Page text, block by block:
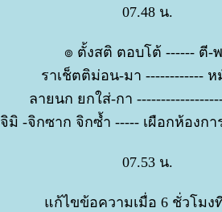
07.48 น.
๏ ตั้งสติ ตอบโต้ ------ ตี-
ราเช็ตติม่อน-มา ------------
ลายนก ยกใส่-กา
จิมิ -จิกซาก จิกซ้ำ ----- เผือกห้องก
07.53 น.
ก้ไขข้อความเมื่อ 6 ชั่วโมง